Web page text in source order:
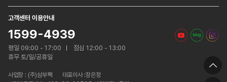
고객센터 이용안내
1599-4939
평일 09:00 - 17:00
점심 12:00 - 13:00
휴무 토/일/공휴일
사업장 : (주)삼부팩
대표이사 :장은정